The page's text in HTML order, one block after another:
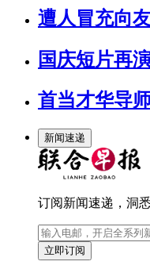
遭人冒充向
国庆短片再
首当才华导
新闻速递
订阅新闻速递，洞
立即订阅